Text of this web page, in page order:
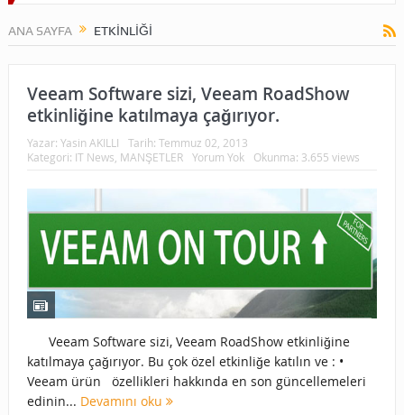
ANA SAYFA ETKINLIĞI
Veeam Software sizi, Veeam RoadShow
etkinliğine katılmaya çağırıyor.
Yazar: Yasin AKILLI Tarih: Temmuz 02, 2013
Kategori: IT News MANŞETLER Yorum Yok Okunma: 3.655 views
Veeam Software sizi, Veeam RoadShow etkinliğine
katılmaya çağırıyor. Bu çok özel etkinliğe katılın ve : •
Veeam ürün özellikleri hakkında en son güncellemeleri
edinin... Devamını oku